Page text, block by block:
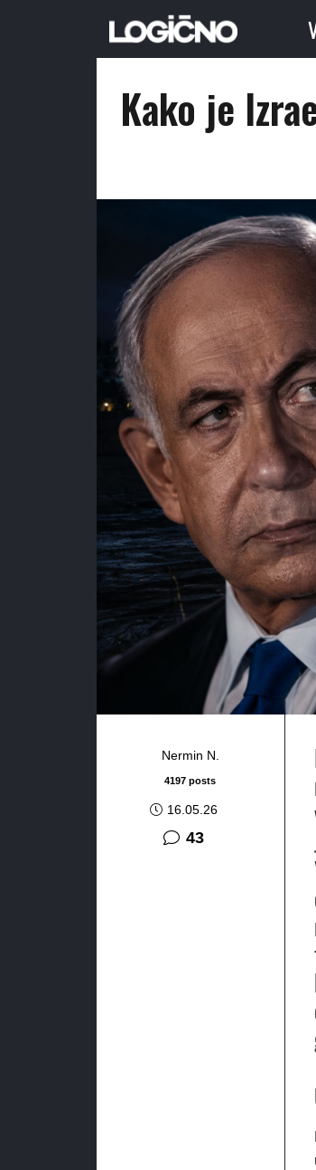
Kako je
Nermin N.
4197 posts
16.05.26
43komentara